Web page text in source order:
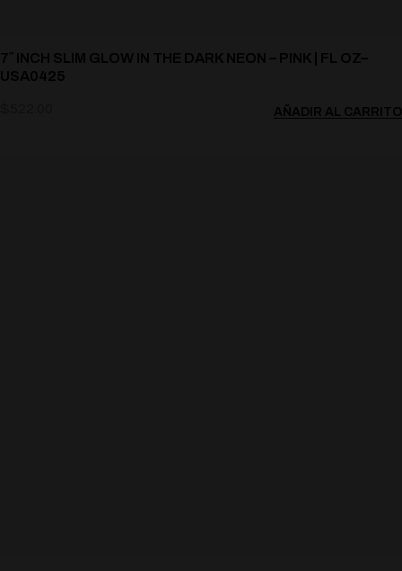
7″ INCH SLIM GLOW IN THE DARK NEON – PINK | FL OZ–
USA0425
AÑADIR AL CARRITO